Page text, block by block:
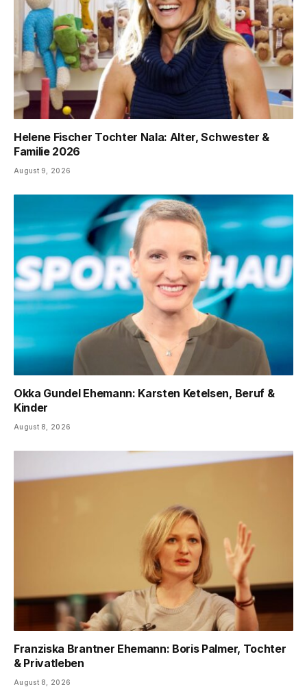
Helene Fischer Tochter Nala: Alter, Schwester &
Familie 2026
August 9, 2026
Okka Gundel Ehemann: Karsten Ketelsen, Beruf &
Kinder
August 8, 2026
Franziska Brantner Ehemann: Boris Palmer, Tochter
& Privatleben
August 8, 2026